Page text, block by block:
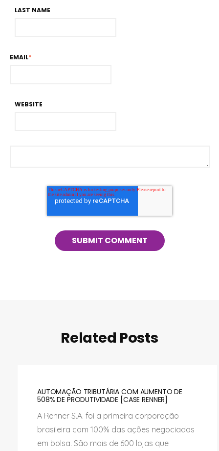
LAST NAME
EMAIL*
WEBSITE
Related Posts
AUTOMAÇÃO TRIBUTÁRIA COM AUMENTO DE
508% DE PRODUTIVIDADE [CASE RENNER]
A Renner S.A. foi a primeira corporação
brasileira com 100% das ações negociadas
em bolsa. São mais de 600 lojas que